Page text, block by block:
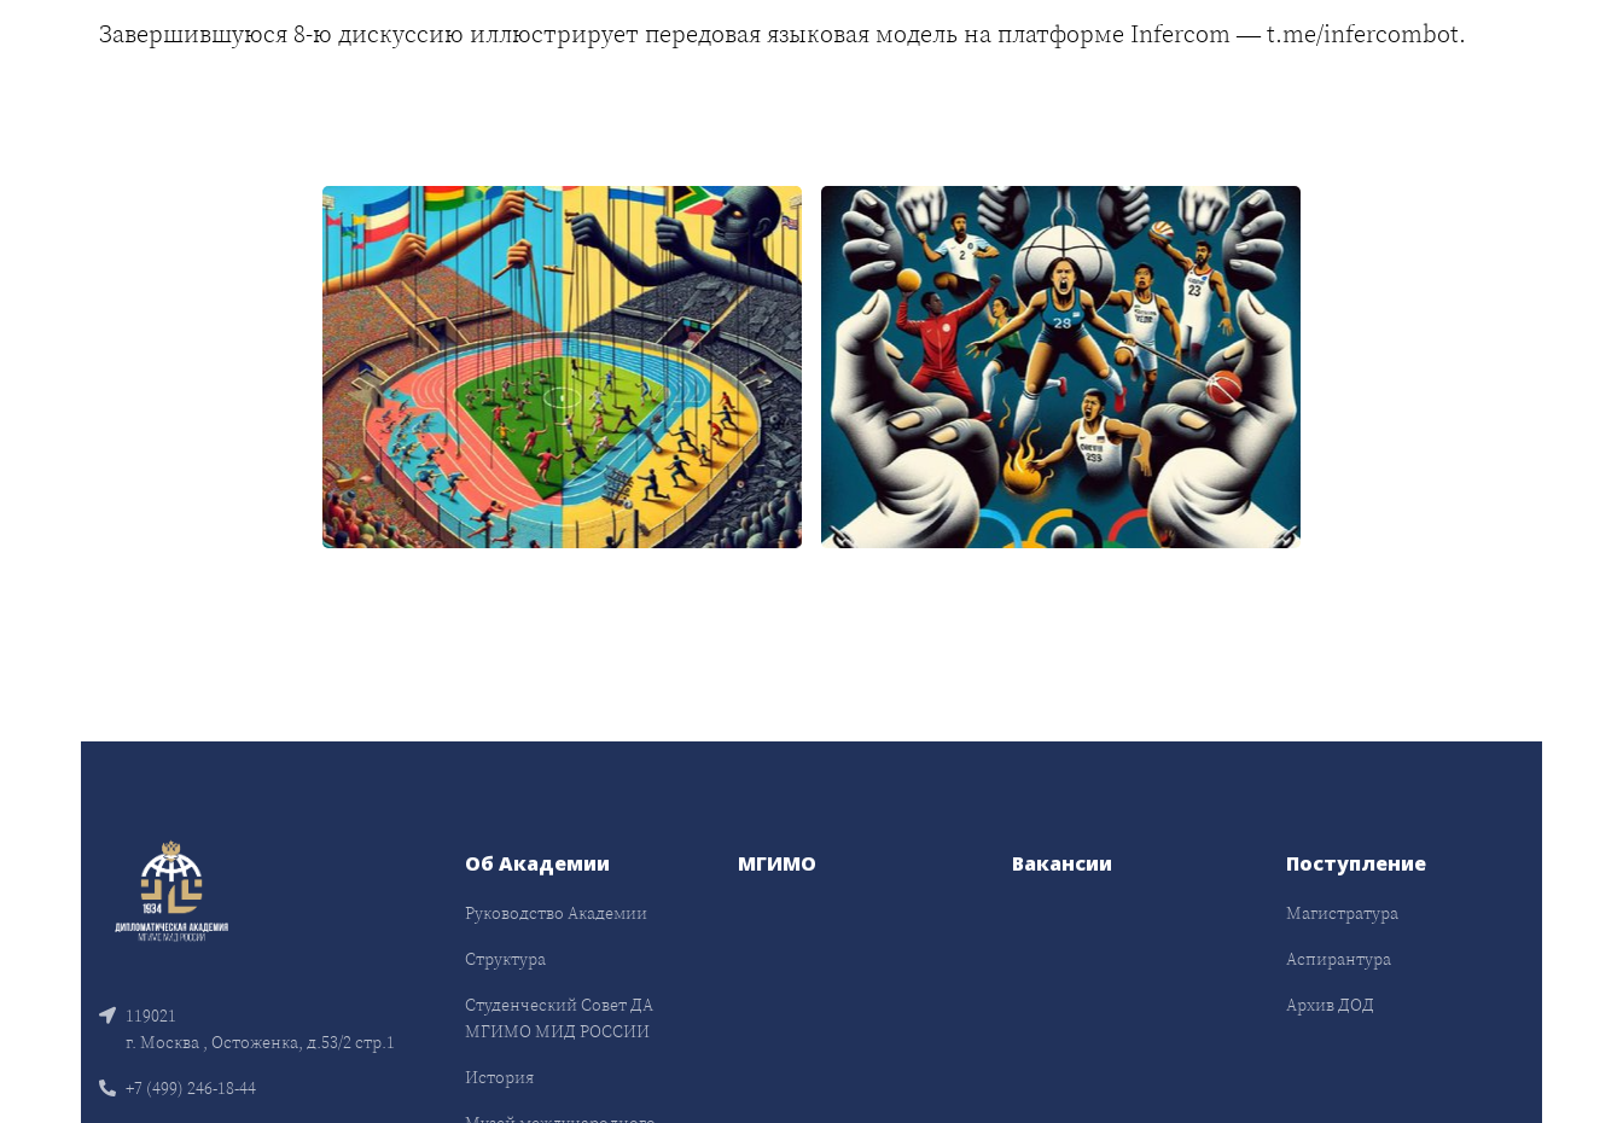
Завершившуюся 8-ю дискуссию иллюстрирует передовая языковая модель на платформе Infercom — t.me/infercombot.
119021
г. Москва , Остоженка, д.53/2 стр.1
+7 (499) 246-18-44
Об Академии
Руководство Академии
Структура
Студенческий Совет ДА
МГИМО МИД РОССИИ
История
МГИМО Вакансии Поступление
Магистратура
Аспирантура
Архив ДОД